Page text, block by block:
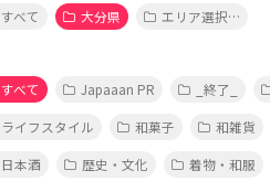
すべて 大分県 エリア選択…
すべて Japaaan PR _終了_
ライフスタイル
和菓子 和雑貨
日本酒
歴史・文化 着物・和服